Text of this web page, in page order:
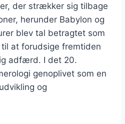
der strækker sig tilbage
herunder Babylon og
blev tal betragtet som
at forudsige fremtiden
adfærd. I det 20.
genoplivet som en
og